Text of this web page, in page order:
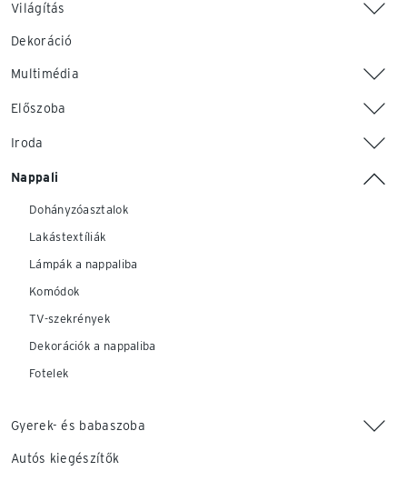
Világítás
Dekoráció
Multimédia
Előszoba
Iroda
Nappali
Dohányzóasztalok
Lakástextíliák
Lámpák a nappaliba
Komódok
TV-szekrények
Dekorációk a nappaliba
Fotelek
Gyerek- és babaszoba
Autós kiegészítők